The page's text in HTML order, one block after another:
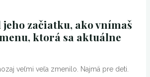
začiatku, ako vnímaš
ktorá sa aktuálne
veľmi veľa zmenilo. Najmä pre deti.